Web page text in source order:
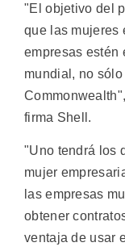
"El objetivo del
que las mujeres
empresas estén
mundial, no
firma Shell.
"Uno tendrá los
mujer
las empresas
obtener
ventaja de usar